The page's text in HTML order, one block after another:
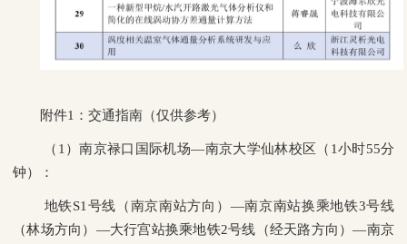
附件1：交通指南（仅供参考）
（1）南京禄口国际机场—南京大学仙林校区（1小时55分
钟）：
地铁S1号线（南京南站方向）—南京南站换乘地铁3号线
（林场方向）—大行宫站换乘地铁2号线（经天路方向）—南京